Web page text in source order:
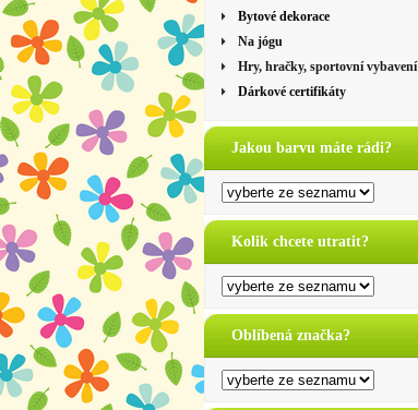
Bytové dekorace
Na jógu
Hry, hračky, sportovní vybavení
Dárkové certifikáty
Jakou barvu máte rádi?
Kolik chcete utratit?
Oblíbená značka?